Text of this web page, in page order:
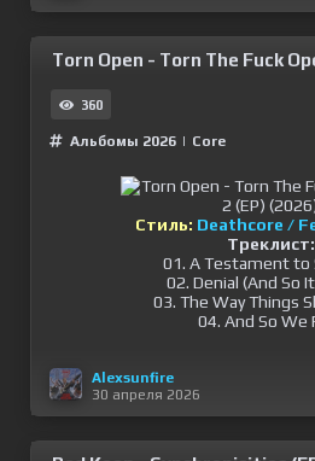
Torn Open - Torn The Fuck
360
Альбомы 2026 | Сore
Стиль: Deathcore /
Треклист:
01. A Testament to
02. Denial (And So
03. The Way Things
04. And So We
Alexsunfire
30 апреля 2026